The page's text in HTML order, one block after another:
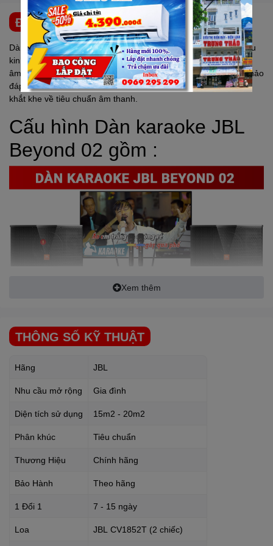
ĐẶC ĐIỂM NỔI BẬT
Dàn karaokeJBLBeyond 02,do chính đội ngũ kỹ thuật viên giàu
kinh nghiệm của chúng tôi nghiên cứu, lựa chọn những thiết bị
âm thanh tốt nhất để setup bộ dàn chất lượng âm thanh tuyệt hảo
đáp ứng cho những không gian sang trọng, hiện đại và đòi hỏi
khắt khe về tiêu chuẩn âm thanh.
Cấu hình Dàn karaoke JBL
Beyond 02 gồm :
Đặc điểm chi tiết các thiết bị
có trong Dàn karaoke
JBLBeyond 02
Loa karaokeJBL
Là mẫu loa karaoke mới nhất thuộc thương hiệu
Xem thêm
THÔNG SỐ KỸ THUẬT
Hãng JBL
Nhu cầu mở rộng Gia đình
Diện tích sử dụng 15m2 - 20m2
Phân khúc Tiêu chuẩn
Thương Hiệu Chính hãng
Bảo Hành Theo hãng
1 Đổi 1 7 - 15 ngày
Loa JBL CV1852T (2 chiếc)